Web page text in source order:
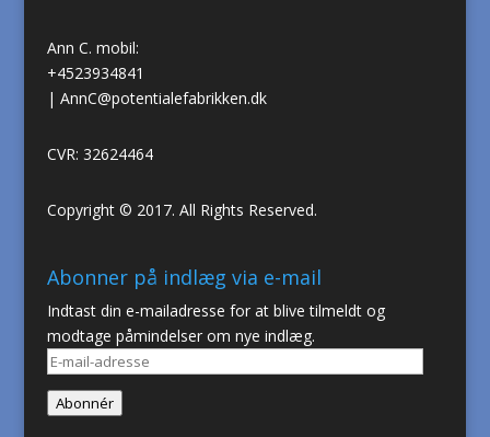
Ann C. mobil:
+4523934841
| AnnC@potentialefabrikken.dk
CVR: 32624464
Copyright © 2017. All Rights Reserved.
Abonner på indlæg via e-mail
Indtast din e-mailadresse for at blive tilmeldt og
modtage påmindelser om nye indlæg.
E-
mail-
adresse
Abonnér